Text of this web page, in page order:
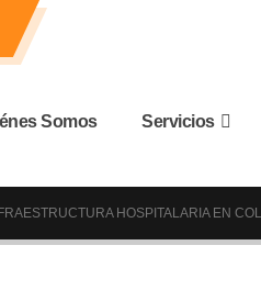
Somos Servicios
HOSPITALARIA EN